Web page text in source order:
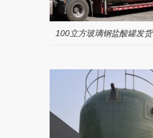
100立方玻璃钢盐酸罐发货